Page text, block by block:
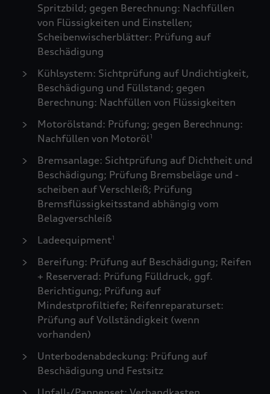
Spritzbild; gegen Berechnung: Nachfüllen
von Flüssigkeiten und Einstellen;
Scheibenwischerblätter: Prüfung auf
Beschädigung
Kühlsystem: Sichtprüfung auf Undichtigkeit,
Beschädigung und Füllstand; gegen
Berechnung: Nachfüllen von Flüssigkeiten
Motorölstand: Prüfung; gegen Berechnung:
Nachfüllen von Motoröl1
Bremsanlage: Sichtprüfung auf Dichtheit und
Beschädigung; Prüfung Bremsbeläge und -
scheiben auf Verschleiß; Prüfung
Bremsflüssigkeitsstand abhängig vom
Belagverschleiß
Ladeequipment1
Bereifung: Prüfung auf Beschädigung; Reifen
+ Reserverad: Prüfung Fülldruck, ggf.
Berichtigung; Prüfung auf
Mindestprofiltiefe; Reifenreparaturset:
Prüfung auf Vollständigkeit (wenn
vorhanden)
Unterbodenabdeckung: Prüfung auf
Beschädigung und Festsitz